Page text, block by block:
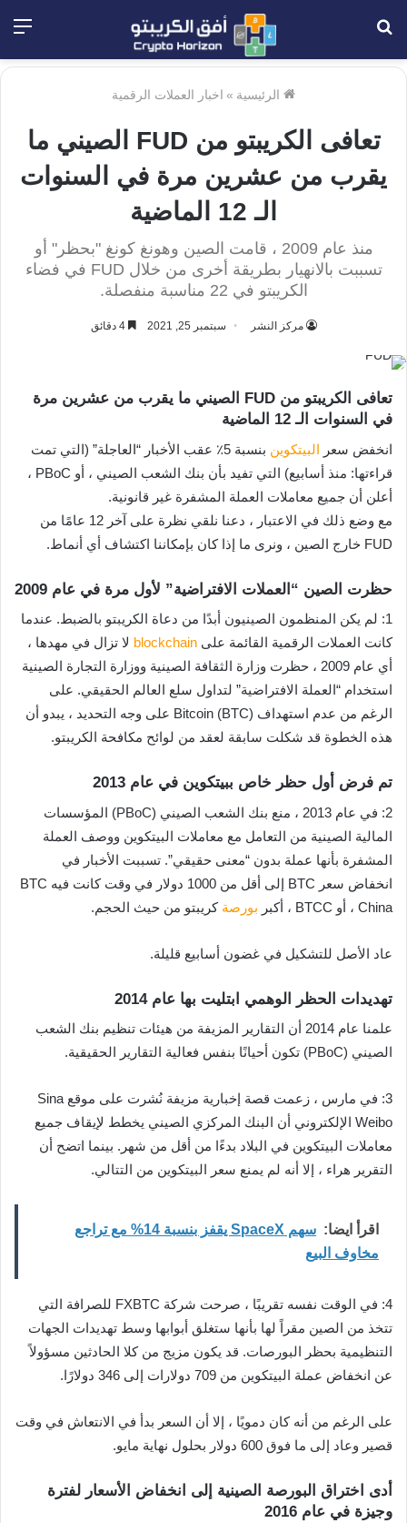
الرئيسية » اخبار العملات الرقمية
تعافى الكريبتو من FUD الصيني ما
يقرب من عشرين مرة في السنوات
الـ 12 الماضية
منذ عام 2009 ، قامت الصين وهونغ كونغ "بحظر" أو
تسببت بالانهيار بطريقة أخرى من خلال FUD في فضاء
الكريبتو في 22 مناسبة منفصلة.
مركز النشر سبتمبر 25, 2021 4 دقائق
تعافى الكريبتو من FUD الصيني ما يقرب من عشرين مرة
في السنوات الـ 12 الماضية
انخفض سعر البيتكوين
بنسبة 5٪ عقب الأخبار “العاجلة” (التي تمت
قراءتها: منذ أسابيع) التي تفيد بأن بنك الشعب الصيني ، أو PBoC ،
أعلن أن جميع معاملات العملة المشفرة غير قانونية.
مع وضع ذلك في الاعتبار ، دعنا نلقي نظرة على آخر 12 عامًا من
FUD خارج الصين ، ونرى ما إذا كان بإمكاننا اكتشاف أي أنماط.
حظرت الصين “العملات الافتراضية” لأول مرة في عام 2009
1: لم يكن المنظمون الصينيون أبدًا من دعاة الكريبتو بالضبط. عندما
كانت العملات الرقمية القائمة على blockchain لا تزال في مهدها ،
أي عام 2009 ، حظرت وزارة الثقافة الصينية ووزارة التجارة الصينية
استخدام “العملة الافتراضية” لتداول سلع العالم الحقيقي. على
الرغم من عدم استهداف Bitcoin (BTC) على وجه التحديد ، يبدو أن
هذه الخطوة قد شكلت سابقة لعقد من لوائح مكافحة الكريبتو.
تم فرض أول حظر خاص ببيتكوين في عام 2013
2: في عام 2013 ، منع بنك الشعب الصيني (PBoC) المؤسسات
المالية الصينية من التعامل مع معاملات البيتكوين ووصف العملة
المشفرة بأنها عملة بدون “معنى حقيقي”. تسببت الأخبار في
انخفاض سعر BTC إلى أقل من 1000 دولار في وقت كانت فيه BTC
China ، أو BTCC ، أكبر
بورصة كريبتو من حيث الحجم.
عاد الأصل للتشكيل في غضون أسابيع قليلة.
تهديدات الحظر الوهمي ابتليت بها عام 2014
علمنا عام 2014 أن التقارير المزيفة من هيئات تنظيم بنك الشعب
الصيني (PBoC) تكون أحيانًا بنفس فعالية التقارير الحقيقية.
3: في مارس ، زعمت قصة إخبارية مزيفة نُشرت على موقع Sina
Weibo الإلكتروني أن البنك المركزي الصيني يخطط لإيقاف جميع
معاملات البيتكوين في البلاد بدءًا من أقل من شهر. بينما اتضح أن
التقرير هراء ، إلا أنه لم يمنع سعر البيتكوين من التتالي.
اقرأ ايضا:
سهم SpaceX يقفز بنسبة 14% مع تراجع
مخاوف البيع
4: في الوقت نفسه تقريبًا ، صرحت شركة FXBTC للصرافة التي
تتخذ من الصين مقراً لها بأنها ستغلق أبوابها وسط تهديدات الجهات
التنظيمية بحظر البورصات. قد يكون مزيج من كلا الحادثين مسؤولاً
عن انخفاض عملة البيتكوين من 709 دولارات إلى 346 دولارًا.
على الرغم من أنه كان دمويًا ، إلا أن السعر بدأ في الانتعاش في وقت
قصير وعاد إلى ما فوق 600 دولار بحلول نهاية مايو.
أدى اختراق البورصة الصينية إلى انخفاض الأسعار لفترة
وجيزة في عام 2016